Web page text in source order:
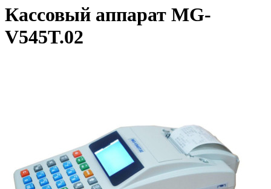
Кассовый аппарат MG-
V545T.02